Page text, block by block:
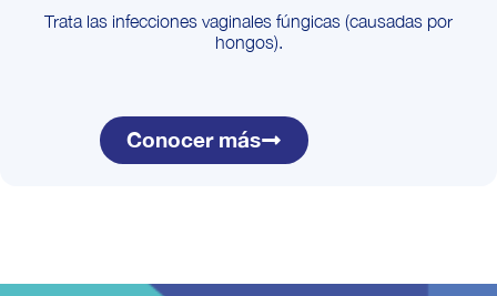
Trata las infecciones vaginales fúngicas (causadas por
hongos).
Conocer más